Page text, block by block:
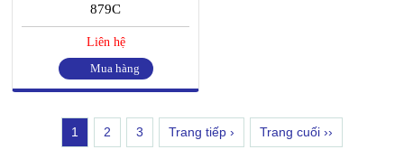
879C
Liên hệ
Mua hàng
1 2 3 Trang tiếp › Trang cuối ››